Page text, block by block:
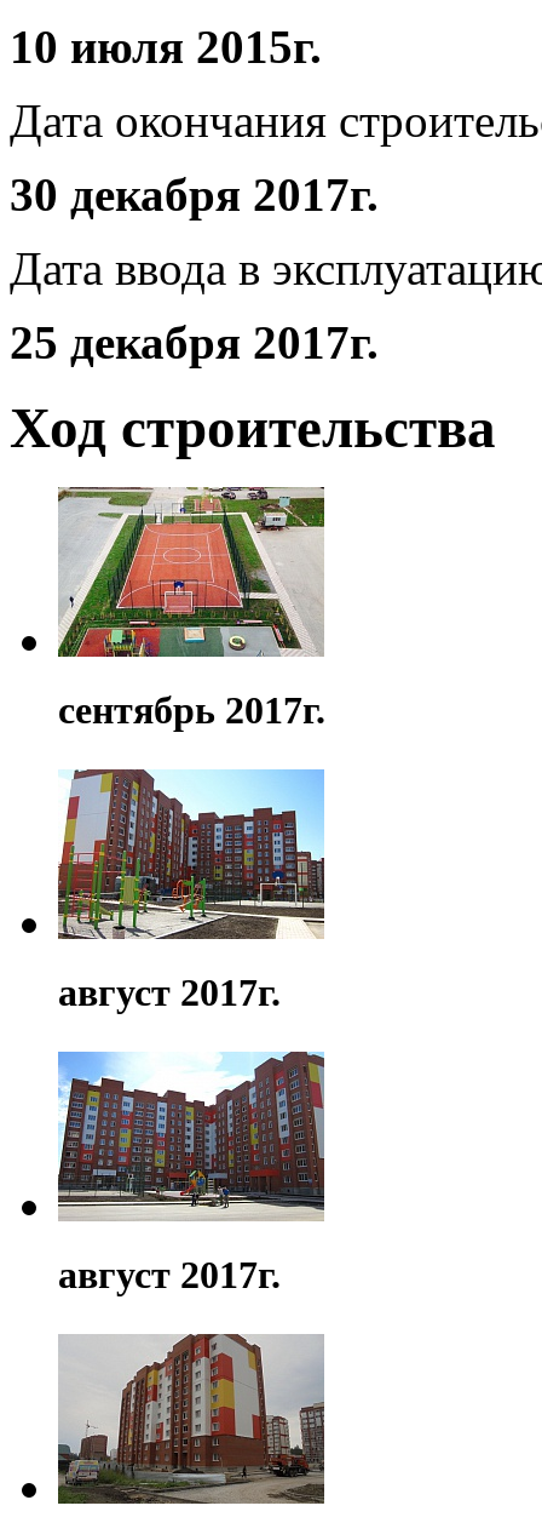
10 июля 2015г.
Дата окончания
30 декабря 2017г.
Дата ввода в
25 декабря 2017г.
Ход строительства
сентябрь 2017г.
август 2017г.
август 2017г.